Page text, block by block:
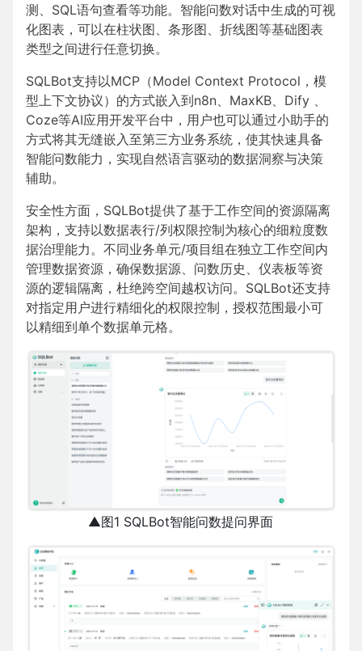
测、SQL语句查看等功能。智能问数对话中生成的可视
化图表，可以在柱状图、条形图、折线图等基础图表
类型之间进行任意切换。
SQLBot支持以MCP（Model Context Protocol，模
型上下文协议）的方式嵌入到n8n、MaxKB、Dify 、
Coze等AI应用开发平台中，用户也可以通过小助手的
方式将其无缝嵌入至第三方业务系统，使其快速具备
智能问数能力，实现自然语言驱动的数据洞察与决策
辅助。
安全性方面，SQLBot提供了基于工作空间的资源隔离
架构，支持以数据表行/列权限控制为核心的细粒度数
据治理能力。不同业务单元/项目组在独立工作空间内
管理数据资源，确保数据源、问数历史、仪表板等资
源的逻辑隔离，杜绝跨空间越权访问。SQLBot还支持
对指定用户进行精细化的权限控制，授权范围最小可
以精细到单个数据单元格。
▲图1 SQLBot智能问数提问界面